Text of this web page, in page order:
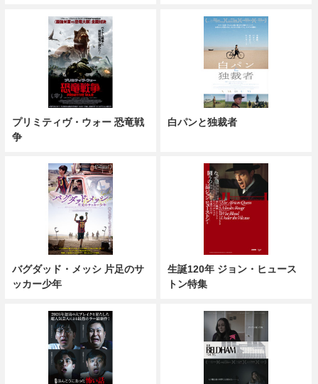
プリミティヴ・ウォー 恐竜戦
争
白パンと独裁者
バグダッド・メッシ 片足のサ
ッカー少年
生誕120年 ジョン・ヒュース
トン特集